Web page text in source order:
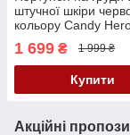
штучної шкіри
кольору Candy
1 699 ₴ 1 999 ₴
Купити
Акційні